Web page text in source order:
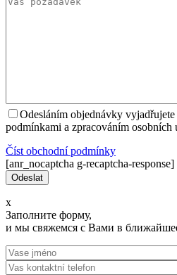
Odesláním objednávky
podmínkami a zpracováním osobních
Číst оbchodní podmínky
[anr_nocaptcha g-recaptcha-response]
x
Заполните форму,
и мы свяжемся с Вами в